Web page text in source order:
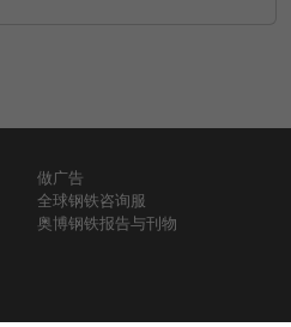
做广告
全球钢铁咨询服
奥博钢铁报告与刊物